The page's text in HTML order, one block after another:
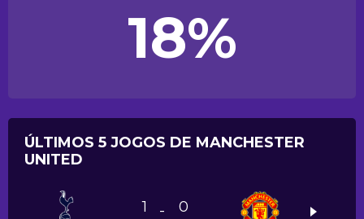
18%
ÚLTIMOS 5 JOGOS DE MANCHESTER
UNITED
1 - 0